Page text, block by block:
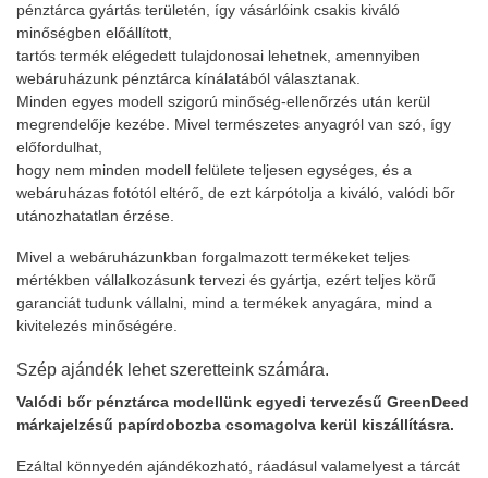
pénztárca gyártás területén, így vásárlóink csakis kiváló
minőségben előállított,
tartós termék elégedett tulajdonosai lehetnek, amennyiben
webáruházunk pénztárca kínálatából választanak.
Minden egyes modell szigorú minőség-ellenőrzés után kerül
megrendelője kezébe. Mivel természetes anyagról van szó, így
előfordulhat,
hogy nem minden modell felülete teljesen egységes, és a
webáruházas fotótól eltérő, de ezt kárpótolja a kiváló, valódi bőr
utánozhatatlan érzése.
Mivel a webáruházunkban forgalmazott termékeket teljes
mértékben vállalkozásunk tervezi és gyártja, ezért teljes körű
garanciát tudunk vállalni, mind a termékek anyagára, mind a
kivitelezés minőségére.
Szép ajándék lehet szeretteink számára.
Valódi bőr pénztárca modellünk egyedi tervezésű GreenDeed
márkajelzésű papírdobozba csomagolva kerül kiszállításra.
Ezáltal könnyedén ajándékozható, ráadásul valamelyest a tárcát